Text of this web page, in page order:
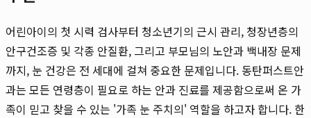
어린아이의 첫 시력 검사부터 청소년기의 근시 관리, 청장년층의
안구건조증 및 각종 안질환, 그리고 부모님의 노안과 백내장 문제
까지, 눈 건강은 전 세대에 걸쳐 중요한 문제입니다. 동탄퍼스트안
과는 모든 연령층이 필요로 하는 안과 진료를 제공함으로써 온 가
족이 믿고 찾을 수 있는 '가족 눈 주치의' 역할을 하고자 합니다. 한